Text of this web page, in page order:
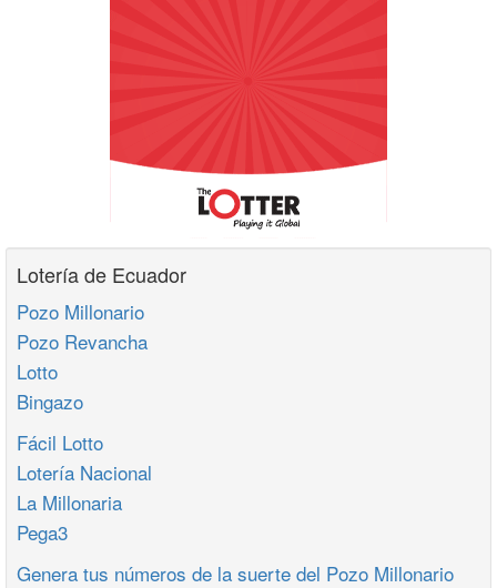
Lotería de Ecuador
Pozo Millonario
Pozo Revancha
Lotto
Bingazo
Fácil Lotto
Lotería Nacional
La Millonaria
Pega3
Genera tus números de la suerte del Pozo Millonario